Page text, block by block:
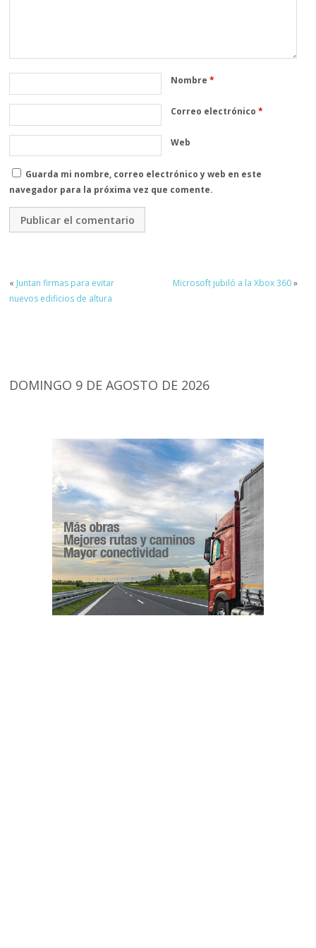
Nombre*
Correo electrónico*
Web
Guarda mi nombre, correo electrónico y web en este
navegador para la próxima vez que comente.
« Juntan firmas para evitar
nuevos edificios de altura
Microsoft jubiló a la Xbox 360»
DOMINGO 9 DE AGOSTO DE 2026